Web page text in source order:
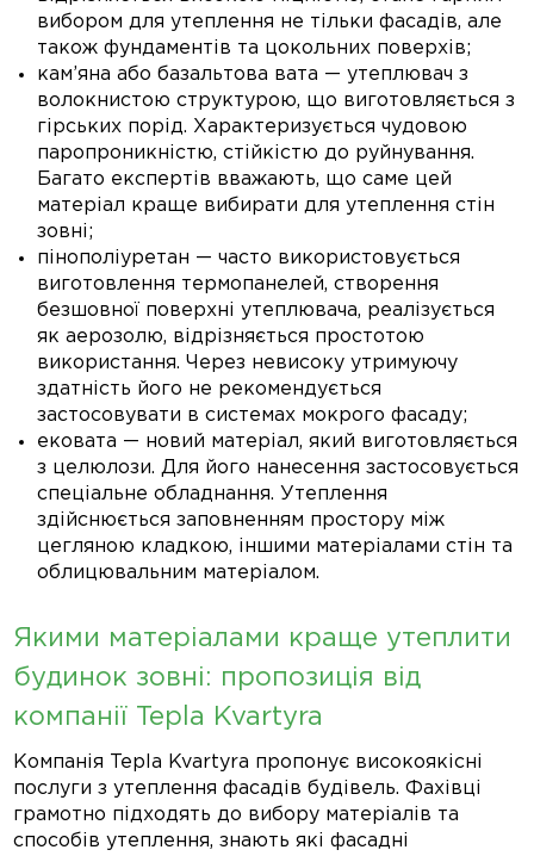
вибором для утеплення не тільки фасадів, але
також фундаментів та цокольних поверхів;
кам’яна або базальтова вата — утеплювач з
волокнистою структурою, що виготовляється з
гірських порід. Характеризується чудовою
паропроникністю, стійкістю до руйнування.
Багато експертів вважають, що саме цей
матеріал краще вибирати для утеплення стін
зовні;
пінополіуретан — часто використовується
виготовлення термопанелей, створення
безшовної поверхні утеплювача, реалізується
як аерозолю, відрізняється простотою
використання. Через невисоку утримуючу
здатність його не рекомендується
застосовувати в системах мокрого фасаду;
ековата — новий матеріал, який виготовляється
з целюлози. Для його нанесення застосовується
спеціальне обладнання. Утеплення
здійснюється заповненням простору між
цегляною кладкою, іншими матеріалами стін та
облицювальним матеріалом.
Якими матеріалами краще утеплити
будинок зовні: пропозиція від
компанії Tepla Kvartyra
Компанія Tepla Kvartyra пропонує високоякісні
послуги з утеплення фасадів будівель. Фахівці
грамотно підходять до вибору матеріалів та
способів утеплення, знають які фасадні